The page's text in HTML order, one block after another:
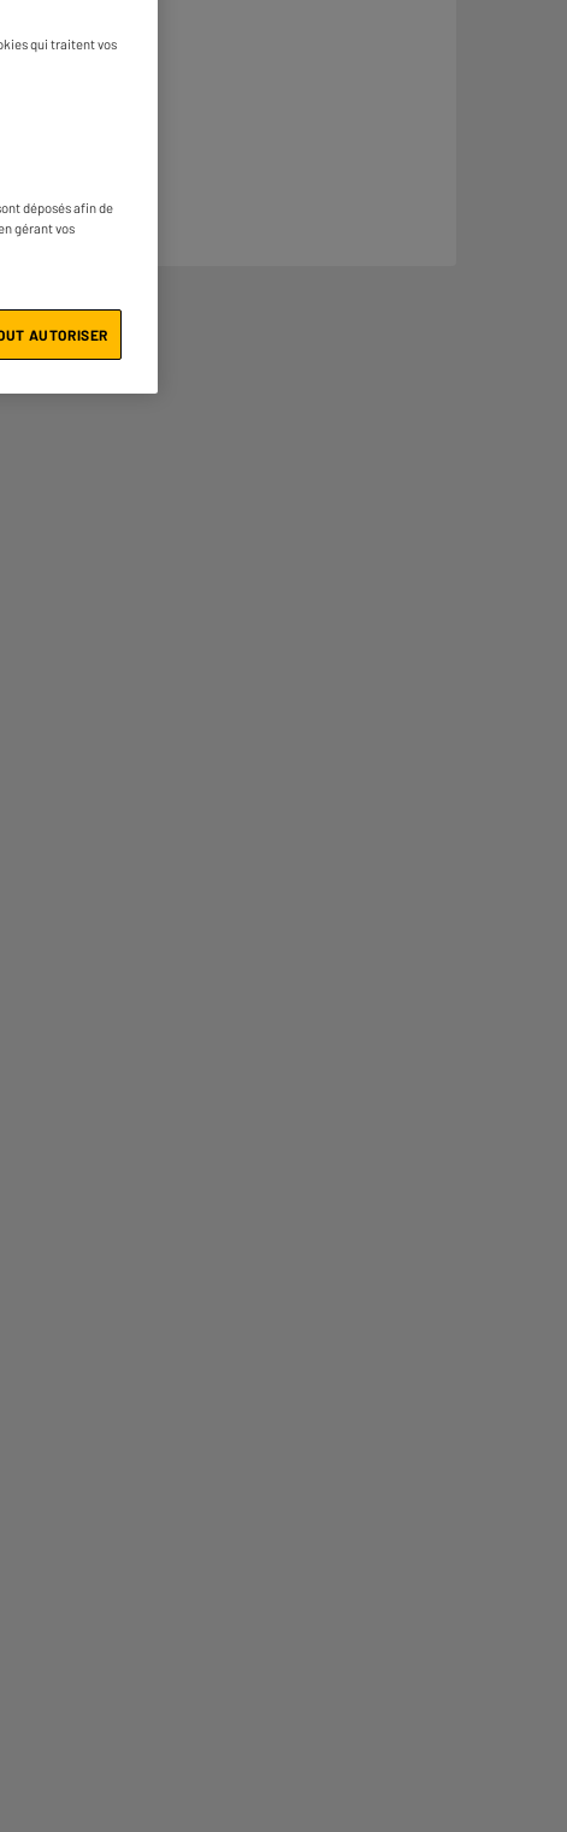
qui traitent vos
déposés afin de
gérant vos
AUTORISER